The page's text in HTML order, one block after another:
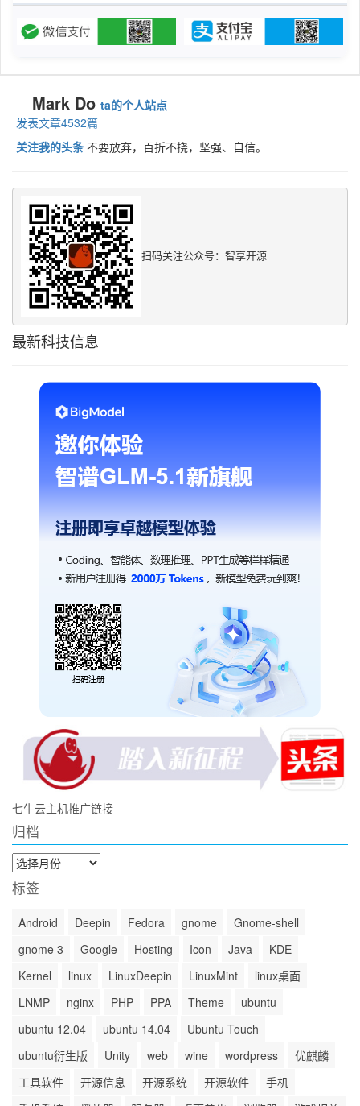
Mark Do ta的个人站点
发表文章4532篇
关注我的头条 不要放弃，百折不挠，坚强、自信。
扫码关注公众号：智享开源
最新科技信息
七牛云主机推广链接
归档
归
档
标签
Android Deepin Fedora gnome
Gnome-shell
gnome 3
Google Hosting Icon Java
KDE
Kernel
linux LinuxDeepin LinuxMint
linux桌面
LNMP
nginx PHP PPA Theme
ubuntu
ubuntu 12.04
ubuntu 14.04
Ubuntu Touch
ubuntu衍生版
Unity web wine wordpress
优麒麟
工具软件
开源信息 开源系统 开源软件
手机